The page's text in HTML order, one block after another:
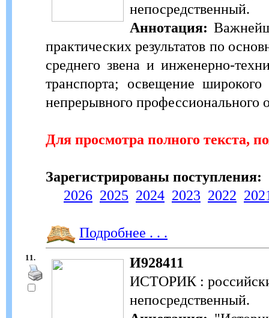
непосредственный.
Аннотация:
практических результатов по
среднего звена и инженерно-
транспорта; освещение
непрерывного профессионального
Для просмотра полного текста,
Зарегистрированы поступления:
2026 2025 2024 2023 2022
Подробнее . . .
11.
И928411
ИСТОРИК :
непосредственный.